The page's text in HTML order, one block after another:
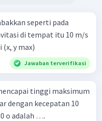
seperti pada
y max)
Jawaban terverifikasi
tinggi maksimum
dengan kecepatan 10
o adalah ….